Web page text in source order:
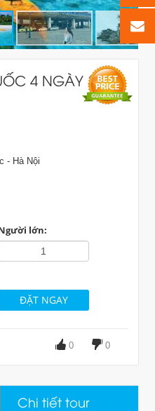
4 NGÀY 3
- Hà Nội
lớn:
0
0
Chi tiết tour